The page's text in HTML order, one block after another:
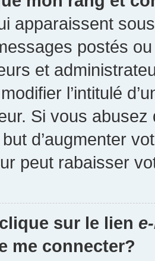
apparaissent
postés
et
l’intitulé
Si vous
d’augmenter
peut rabaisser
sur le lien
me connecter?